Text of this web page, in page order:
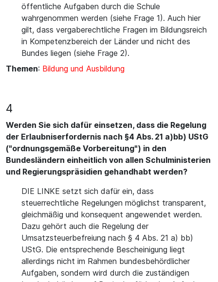
öffentliche Aufgaben durch die Schule
wahrgenommen werden (siehe Frage 1). Auch hier
gilt, dass vergaberechtliche Fragen im Bildungsreich
in Kompetenzbereich der Länder und nicht des
Bundes liegen (siehe Frage 2).
Themen: Bildung und Ausbildung
4
Werden Sie sich dafür einsetzen, dass die Regelung
der Erlaubniserfordernis nach §4 Abs. 21 a)bb) UStG
("ordnungsgemäße Vorbereitung") in den
Bundesländern einheitlich von allen Schulministerien
und Regierungspräsidien gehandhabt werden?
DIE LINKE setzt sich dafür ein, dass
steuerrechtliche Regelungen möglichst transparent,
gleichmäßig und konsequent angewendet werden.
Dazu gehört auch die Regelung der
Umsatzsteuerbefreiung nach § 4 Abs. 21 a) bb)
UStG. Die entsprechende Bescheinigung liegt
allerdings nicht im Rahmen bundesbehördlicher
Aufgaben, sondern wird durch die zuständigen